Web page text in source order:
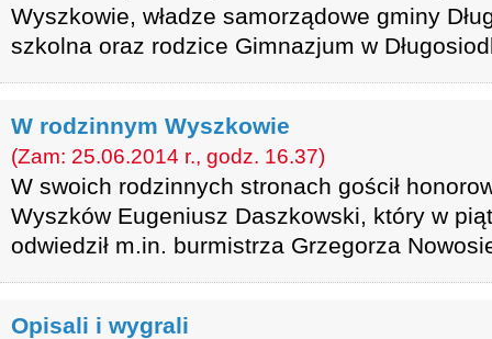
Wyszkowie, władze samorządowe gminy
szkolna oraz rodzice Gimnazjum w
W rodzinnym Wyszkowie
(Zam: 25.06.2014 r., godz. 16.37)
W swoich rodzinnych stronach gościł
Wyszków Eugeniusz Daszkowski, który w
odwiedził m.in. burmistrza Grzegorza
Opisali i wygrali